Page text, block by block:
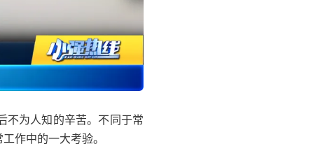
不为人知的辛苦。不同于常
作中的一大考验。